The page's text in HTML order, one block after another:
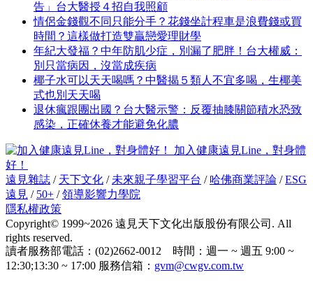
告」台大醫授４招自我照顧
情侶金錢觀不同只能分手？花錢坐計程車是浪費錢或買
時間？這樣做打造雙贏戀愛理財學
年紀大發福？中年防肌少症，別漏了肥胖！台大權威：
別只當病因，沒當成疾病
椰子水可以天天喝嗎？中醫揭５類人不宜多喝，生椰美
式也別天天喝
退休瘋跟團出國？台大醫示警：反覆抽膝關節積水恐致
感染，正確休養才能避免化膿
加入健康遠見Line，對身體
好！
遠見雜誌 / 天下文化 / 未來親子學習平台 / 哈佛商業評論 /ESG
遠見 / 50+ /領導影響力學院
隱私權政策
Copyright© 1999~2026 遠見天下文化出版股份有限公司. All
rights reserved.
讀者服務部電話：(02)2662-0012 時間：週一 ~ 週五 9:00 ~
12:30;13:30 ~ 17:00 服務信箱： gvm@cwgv.com.tw